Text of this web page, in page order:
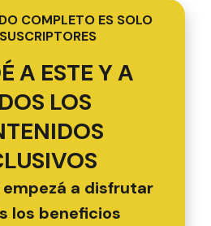
COMPLETO ES SOLO
A ESTE Y A
LOS
a disfrutar
los beneficios